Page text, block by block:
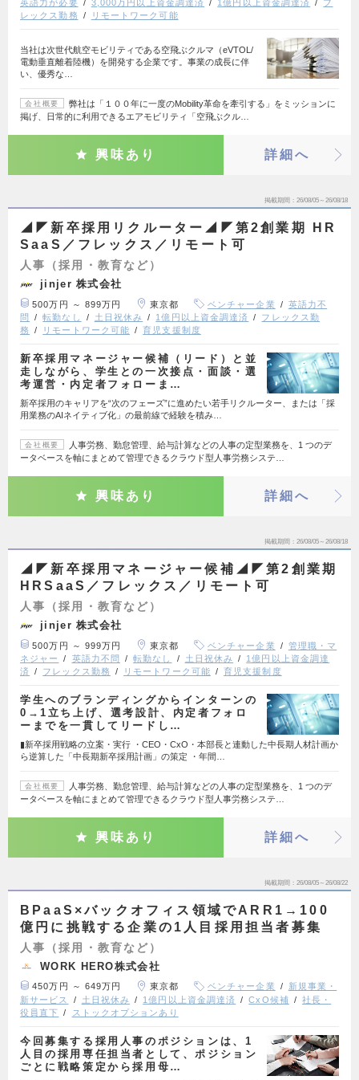
英語力が必要 3,000万円以上資金調達済 1億円以上資金調達済
フ
レックス勤務
リモートワーク可能
当社は次世代航空モビリティである空飛ぶクルマ（eVTOL/
電動垂直離着陸機）を開発する企業です。事業の成長に伴
い、優秀な…
会社概要
弊社は「１００年に一度のMobility革命を牽引する」をミッションに
掲げ、日常的に利用できるエアモビリティ「空飛ぶクル…
興味あり 詳細へ
掲載期間 26/08/05～26/08/18
◢◤新卒採用リクルーター◢◤第2創業期 HR
SaaS／フレックス／リモート可
人事（採用・教育など）
jinjer 株式会社
500万円 ～ 899万円 東京都 ベンチャー企業
英語力不
問
転勤なし 土日祝休み 1億円以上資金調達済
フレックス勤
務
リモートワーク可能 育児支援制度
新卒採用マネージャー候補（リード）と並
走しながら、学生との一次接点・面談・選
考運営・内定者フォローま…
新卒採用のキャリアを“次のフェーズ”に進めたい若手リクルーター、または「採
用業務のAIネイティブ化」の最前線で経験を積み…
会社概要
人事労務、勤怠管理、給与計算などの人事の定型業務を、1 つのデ
ータベースを軸にまとめて管理できるクラウド型人事労務システ…
興味あり 詳細へ
掲載期間 26/08/05～26/08/18
◢◤新卒採用マネージャー候補◢◤第2創業期
HRSaaS／フレックス／リモート可
人事（採用・教育など）
jinjer 株式会社
500万円 ～ 999万円 東京都 ベンチャー企業
管理職・マ
ネジャー
英語力不問 転勤なし 土日祝休み
1億円以上資金調達
済
フレックス勤務 リモートワーク可能 育児支援制度
学生へのブランディングからインターンの
0→1立ち上げ、選考設計、内定者フォロ
ーまでを一貫してリードし…
▮新卒採用戦略の立案・実行 ・CEO・CxO・本部長と連動した中長期人材計画か
ら逆算した「中長期新卒採用計画」の策定 ・年間…
会社概要
人事労務、勤怠管理、給与計算などの人事の定型業務を、1 つのデ
ータベースを軸にまとめて管理できるクラウド型人事労務システ…
興味あり 詳細へ
掲載期間 26/08/05～26/08/22
BPaaS×バックオフィス領域でARR1→100
億円に挑戦する企業の1人目採用担当者募集
人事（採用・教育など）
WORK HERO株式会社
450万円 ～ 649万円 東京都 ベンチャー企業
新規事業・
新サービス
土日祝休み 1億円以上資金調達済 CxO候補
社長・
役員直下
ストックオプションあり
今回募集する採用人事のポジションは、1
人目の採用専任担当者として、ポジション
ごとに戦略策定から採用母…